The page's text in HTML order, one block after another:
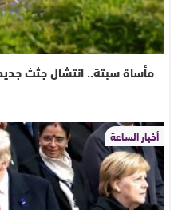
مأساة سبتة.. انتشال جثث جديدة
أخبار الساعة